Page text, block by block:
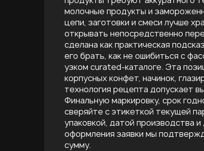
молочные продукты и
цепи, заготовки и смеси лучше
открывать непосредственно
сделана как практическая
его брать, как не ошибиться с
узком curated-каталоге. Эта
корпусных конфет, начинок,
технология рецепта допускает
Финальную маркировку, срок
сверяйте с этикеткой текущей
упаковкой, датой производства
оформления заявки мы
сумму.